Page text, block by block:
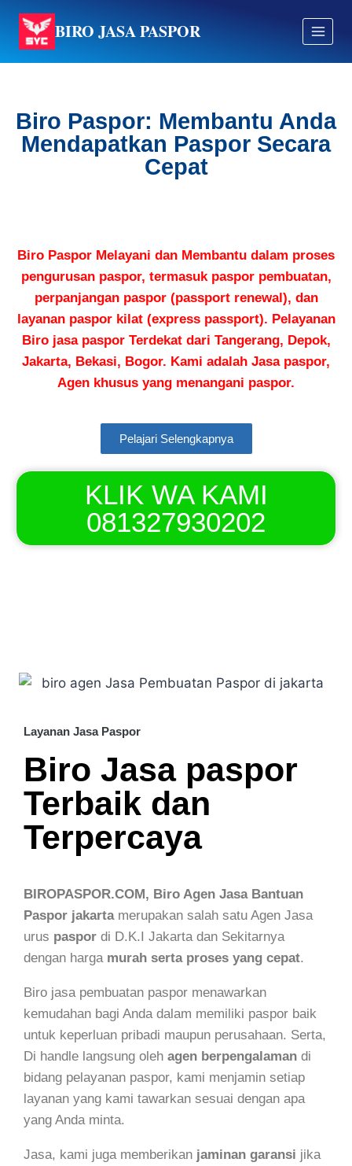
BIRO JASA PASPOR
Biro Paspor: Membantu Anda
Mendapatkan Paspor Secara
Cepat
Biro Paspor Melayani dan Membantu dalam proses
pengurusan paspor, termasuk paspor pembuatan,
perpanjangan paspor (passport renewal), dan
layanan paspor kilat (express passport). Pelayanan
Biro jasa paspor Terdekat dari Tangerang, Depok,
Jakarta, Bekasi, Bogor. Kami adalah Jasa paspor,
Agen khusus yang menangani paspor.
Pelajari Selengkapnya
KLIK WA KAMI
081327930202
Layanan Jasa Paspor
Biro Jasa paspor
Terbaik dan
Terpercaya
BIROPASPOR.COM, Biro Agen Jasa Bantuan
Paspor jakartamerupakan salah satu Agen Jasa
urus paspor di D.K.I Jakarta dan Sekitarnya
dengan harga murah serta proses yang cepat.
Biro jasa pembuatan paspor menawarkan
kemudahan bagi Anda dalam memiliki paspor baik
untuk keperluan pribadi maupun perusahaan. Serta,
Di handle langsung oleh agen berpengalaman di
bidang pelayanan paspor, kami menjamin setiap
layanan yang kami tawarkan sesuai dengan apa
yang Anda minta.
Jasa, kami juga memberikan jaminan garansi jika